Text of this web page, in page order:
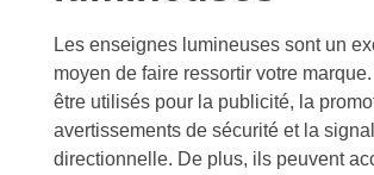
Les enseignes lumineuses sont un
moyen de faire ressortir votre
être utilisés pour la publicité, la
avertissements de sécurité et la
directionnelle. De plus, ils peuvent